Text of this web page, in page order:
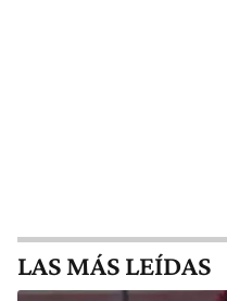
LAS MÁS LEÍDAS